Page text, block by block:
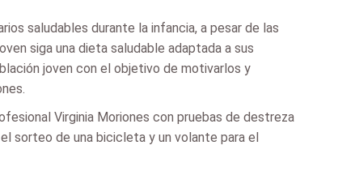
saludables durante la infancia, a pesar de las
siga una dieta saludable adaptada a sus
joven con el objetivo de motivarlos y
Virginia Moriones con pruebas de destreza
sorteo de una bicicleta y un volante para el